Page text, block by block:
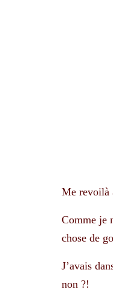
Me revoilà
Comme je
chose de
J’avais
non ?!